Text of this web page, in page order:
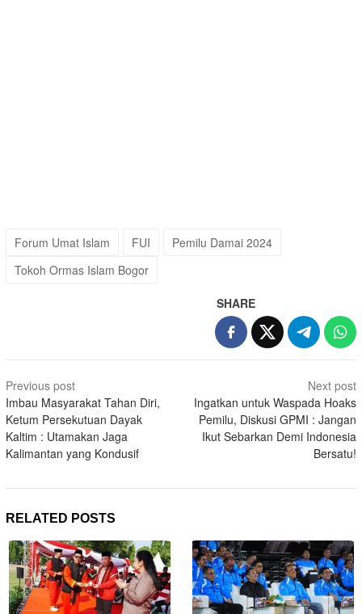
Forum Umat Islam FUI
Pemilu Damai 2024
Tokoh Ormas Islam Bogor
SHARE
Post
navigation
Previous post
Imbau Masyarakat Tahan Diri,
Ketum Persekutuan Dayak
Kaltim : Utamakan Jaga
Kalimantan yang Kondusif
Next post
Ingatkan untuk Waspada Hoaks
Pemilu, Diskusi GPMI : Jangan
Ikut Sebarkan Demi Indonesia
Bersatu!
RELATED POSTS